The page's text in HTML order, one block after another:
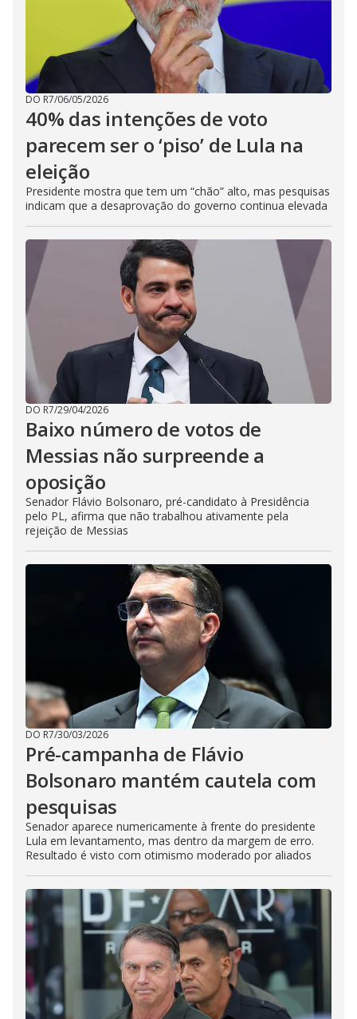
DO R7/06/05/2026
40% das intenções de voto
parecem ser o ‘piso’ de Lula na
eleição
Presidente mostra que tem um “chão” alto, mas pesquisas
indicam que a desaprovação do governo continua elevada
DO R7/29/04/2026
Baixo número de votos de
Messias não surpreende a
oposição
Senador Flávio Bolsonaro, pré-candidato à Presidência
pelo PL, afirma que não trabalhou ativamente pela
rejeição de Messias
DO R7/30/03/2026
Pré-campanha de Flávio
Bolsonaro mantém cautela com
pesquisas
Senador aparece numericamente à frente do presidente
Lula em levantamento, mas dentro da margem de erro.
Resultado é visto com otimismo moderado por aliados